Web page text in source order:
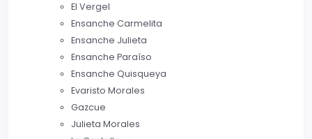
El Vergel
Ensanche Carmelita
Ensanche Julieta
Ensanche Paraíso
Ensanche Quisqueya
Evaristo Morales
Gazcue
Julieta Morales